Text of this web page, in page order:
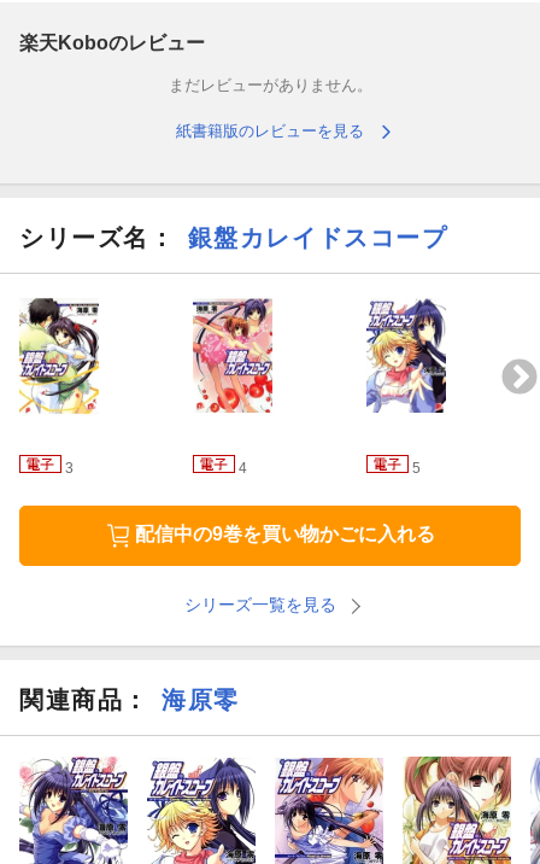
楽天Koboのレビュー
まだレビューがありません。
紙書籍版のレビューを見る
シリーズ名： 銀盤カレイドスコープ
3 4 5
配信中の9巻を買い物かごに入れる
シリーズ一覧を見る
関連商品 ： 海原零